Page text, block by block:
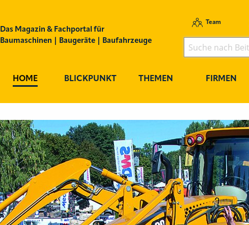
Das Magazin & Fachportal für
Baumaschinen | Baugeräte | Baufahrzeuge
Team
HOME BLICKPUNKT THEMEN FIRMEN